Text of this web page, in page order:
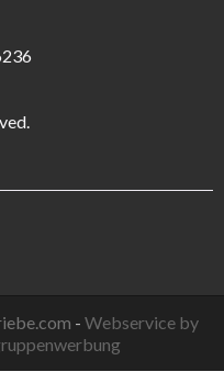
- Webservice by